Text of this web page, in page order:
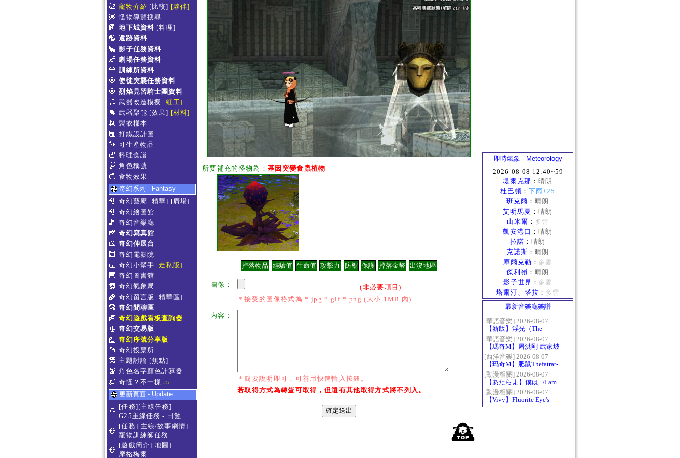
寵物介紹 [比較] [夥伴]
怪物導覽搜尋
地下城資料 [料理]
遺跡資料
影子任務資料
劇場任務資料
訓練所資料
使徒突襲任務資料
烈焰見習騎士團資料
武器改造模擬 [細工]
武器聚能 [效果] [材料]
製衣樣本
打鐵設計圖
可生產物品
料理食譜
角色稱號
食物效果
奇幻系列 - Fantasy
奇幻藝廊 [精華] [廣場]
奇幻繪圖館
奇幻音樂廳
奇幻寫真館
奇幻伸展台
奇幻電影院
奇幻小幫手 [走私販]
奇幻圖書館
奇幻氣象局
奇幻留言版 [精華區]
奇幻閒聊區
奇幻遊戲看板查詢器
奇幻交易版
奇幻序號分享版
奇幻投票所
主題討論 [焦點]
角色名字顏色計算器
奇怪？不一樣 #5
更新頁面 - Update
[任務][主線任務]
G25主線任務 - 日蝕
[任務][主線/故事劇情]
寵物訓練師任務
[遊戲簡介][地圖]
摩格梅爾
所要補充的怪物為： 基因突變食蟲植物
圖像：
(非必要項目)
＊接受的圖像格式為 *.jpg *.gif *.png (大小 1MB 內)
內容：
＊簡要說明即可，可善用快速輸入按鈕。
若取得方式為轉蛋可取得，但還有其他取得方式將不列入。
即時氣象 - Meteorology
2026-08-08 12:40~59
堤爾克那 ： 晴朗
杜巴頓 ： 下雨+25
班克爾 ： 晴朗
艾明馬夏 ： 晴朗
山米爾 ： 多雲
凱安港口 ： 晴朗
拉諾 ： 晴朗
克諾斯 ： 晴朗
庫爾克勒 ： 多雲
傑利嶺 ： 晴朗
影子世界 ： 多雲
塔爾汀、塔拉 ： 多雲
最新音樂廳樂譜
[華語音樂] 2026-08-07
【新版】浮光（The
History）：六和弦
[華語音樂] 2026-08-07
【瑪奇M】屠洪剛-武家坡
2021
[西洋音樂] 2026-08-07
【玛奇M】肥鼠Thefatrat-
Monody
[動漫相關] 2026-08-07
【あたらよ】僕は.../I am...
（我內心的糟糕念頭/僕の
心のヤバイやつ第二季
OP）
[動漫相關] 2026-08-07
【Vivy】Fluorite Eye's
Song